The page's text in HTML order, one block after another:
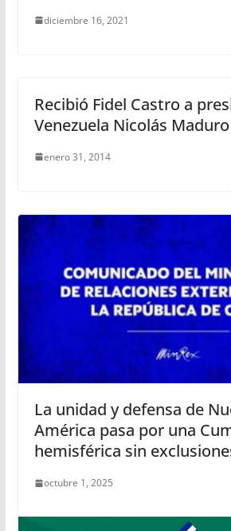
diciembre 16, 2021
Recibió Fidel Castro a
Venezuela Nicolás Maduro
enero 31, 2014
La unidad y defensa de
América pasa por una
hemisférica sin
octubre 1, 2025